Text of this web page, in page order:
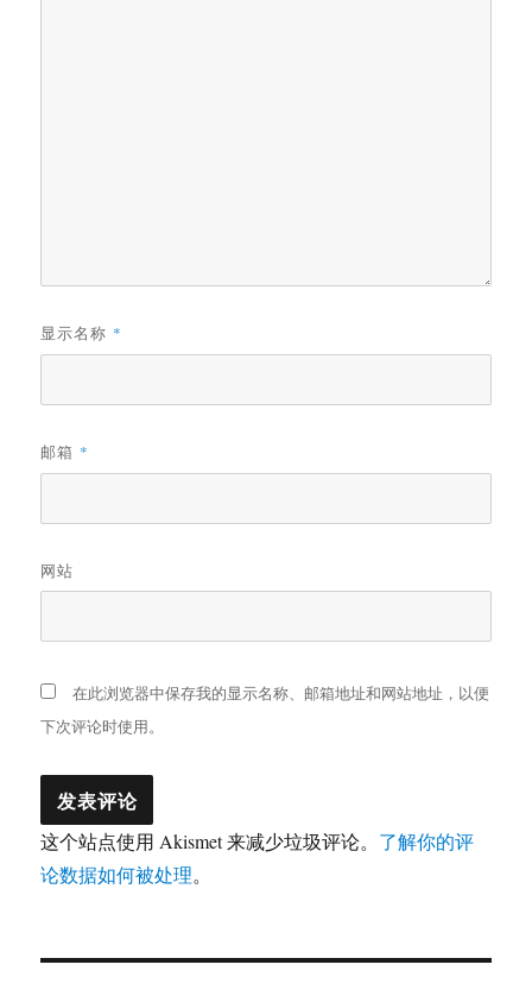
显示名称 *
邮箱 *
网站
在此浏览器中保存我的显示名称、邮箱地址和网站地址，以便
下次评论时使用。
这个站点使用 Akismet 来减少垃圾评论。 了解你的评
论数据如何被处理。